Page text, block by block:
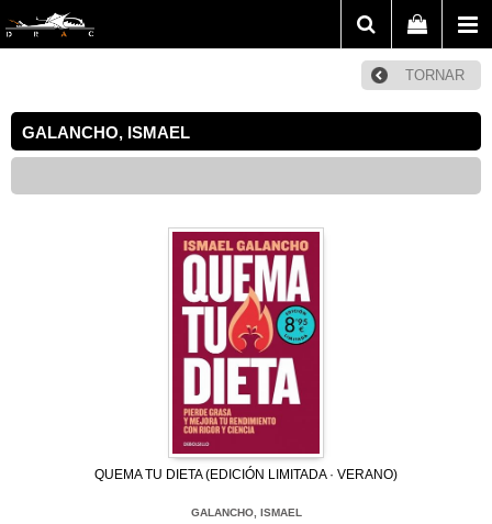
TORNAR
GALANCHO, ISMAEL
QUEMA TU DIETA (EDICIÓN LIMITADA · VERANO)
GALANCHO, ISMAEL